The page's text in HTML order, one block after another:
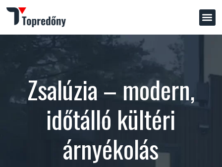
Zsalúzia – modern,
időtálló kültéri
árnyékolás